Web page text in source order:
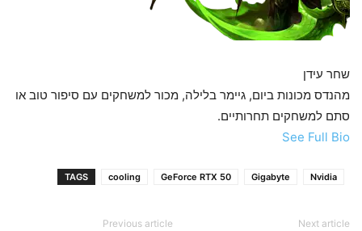
שחר עידן
מהנדס מכונות ביום, גיימר בלילה, מכור למשחקים עם סיפור טוב או
סתם למשחקים תחרותיים.
See Full Bio
TAGS cooling GeForce RTX 50 Gigabyte Nvidia
Previous article Next article